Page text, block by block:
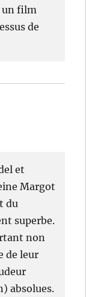
un film
de
et
Margot
du
superbe.
non
de leur
absolues.